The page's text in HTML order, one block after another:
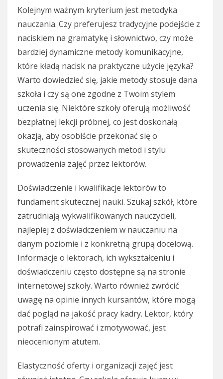
Kolejnym ważnym kryterium jest metodyka
nauczania. Czy preferujesz tradycyjne podejście z
naciskiem na gramatykę i słownictwo, czy może
bardziej dynamiczne metody komunikacyjne,
które kładą nacisk na praktyczne użycie języka?
Warto dowiedzieć się, jakie metody stosuje dana
szkoła i czy są one zgodne z Twoim stylem
uczenia się. Niektóre szkoły oferują możliwość
bezpłatnej lekcji próbnej, co jest doskonałą
okazją, aby osobiście przekonać się o
skuteczności stosowanych metod i stylu
prowadzenia zajęć przez lektorów.
Doświadczenie i kwalifikacje lektorów to
fundament skutecznej nauki. Szukaj szkół, które
zatrudniają wykwalifikowanych nauczycieli,
najlepiej z doświadczeniem w nauczaniu na
danym poziomie i z konkretną grupą docelową.
Informacje o lektorach, ich wykształceniu i
doświadczeniu często dostępne są na stronie
internetowej szkoły. Warto również zwrócić
uwagę na opinie innych kursantów, które mogą
dać pogląd na jakość pracy kadry. Lektor, który
potrafi zainspirować i zmotywować, jest
nieocenionym atutem.
Elastyczność oferty i organizacji zajęć jest